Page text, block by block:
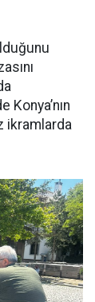
Konya’nın
ikramlarda